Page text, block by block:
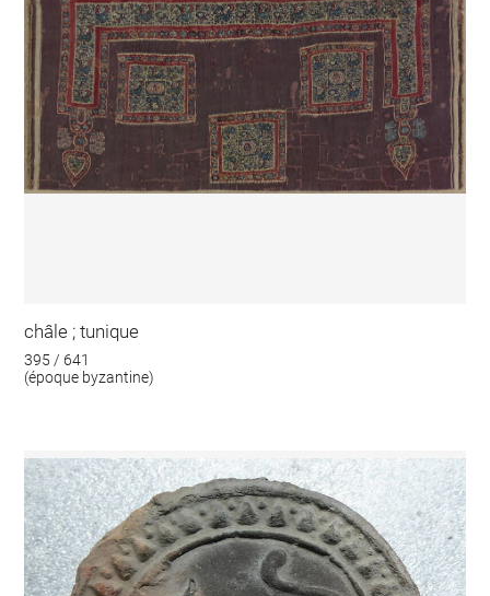
châle ; tunique
395 / 641
(époque byzantine)